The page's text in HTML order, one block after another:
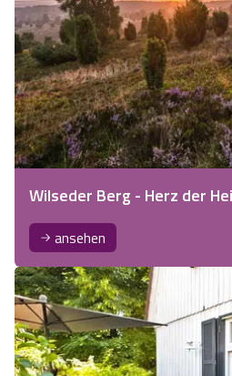
Wilseder Berg - Herz der
ansehen